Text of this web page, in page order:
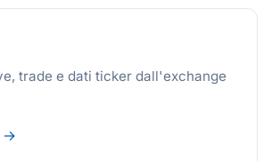
trade e dati ticker dall'exchange
→